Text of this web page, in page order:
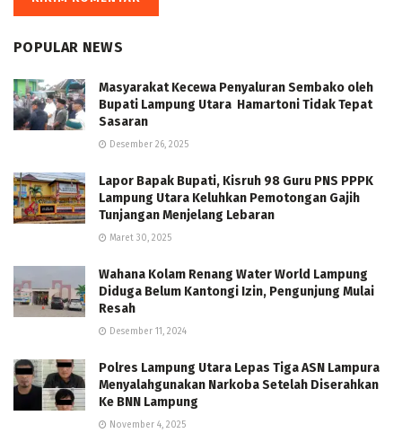
POPULAR NEWS
Masyarakat Kecewa Penyaluran Sembako oleh
Bupati Lampung Utara Hamartoni Tidak Tepat
Sasaran
Desember 26, 2025
Lapor Bapak Bupati, Kisruh 98 Guru PNS PPPK
Lampung Utara Keluhkan Pemotongan Gajih
Tunjangan Menjelang Lebaran
Maret 30, 2025
Wahana Kolam Renang Water World Lampung
Diduga Belum Kantongi Izin, Pengunjung Mulai
Resah
Desember 11, 2024
Polres Lampung Utara Lepas Tiga ASN Lampura
Menyalahgunakan Narkoba Setelah Diserahkan
Ke BNN Lampung
November 4, 2025